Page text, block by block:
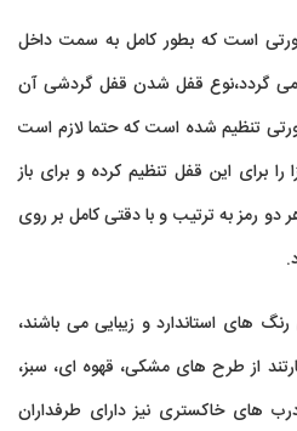
است که بطور کامل به سمت داخل
می گردد،نوع قفل شدن قفل گردشی آن
به صورتی تنظیم شده است که حتما لازم است
برای این قفل تنظیم کرده و برای باز
دو رمز به ترتیب و با دقتی کامل بر روی
های استاندارد و زیبایی می باشند،
از طرح های مشکی، قهوه ای، سبز،
های خاکستری نیز دارای طرفداران